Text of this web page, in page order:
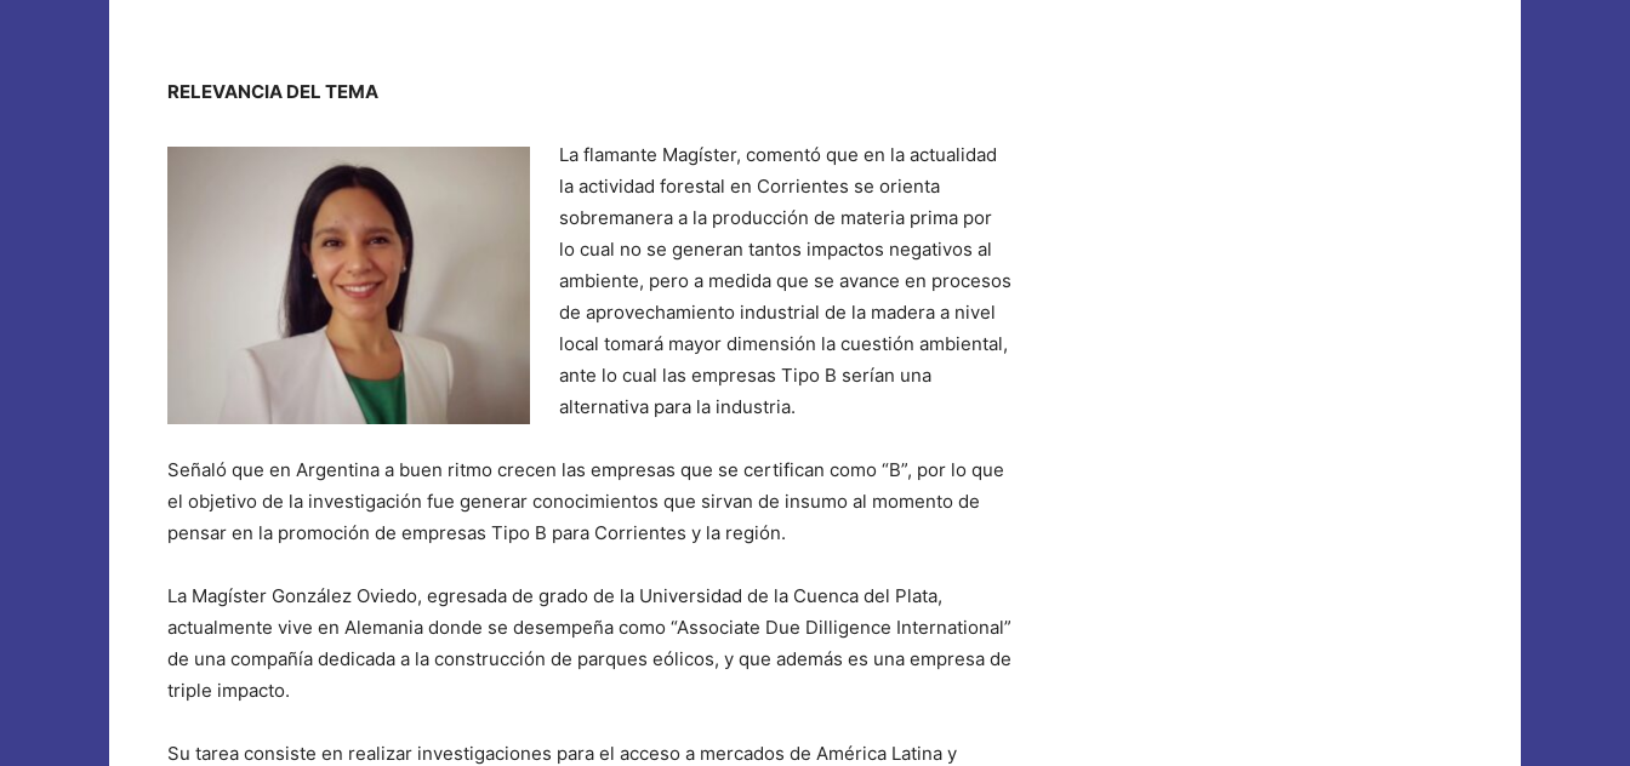
RELEVANCIA DEL TEMA
La flamante Magíster, comentó que en la actualidad
la actividad forestal en Corrientes se orienta
sobremanera a la producción de materia prima por
lo cual no se generan tantos impactos negativos al
ambiente, pero a medida que se avance en procesos
de aprovechamiento industrial de la madera a nivel
local tomará mayor dimensión la cuestión ambiental,
ante lo cual las empresas Tipo B serían una
alternativa para la industria.
Señaló que en Argentina a buen ritmo crecen las empresas que se certifican como “B”, por lo que
el objetivo de la investigación fue generar conocimientos que sirvan de insumo al momento de
pensar en la promoción de empresas Tipo B para Corrientes y la región.
La Magíster González Oviedo, egresada de grado de la Universidad de la Cuenca del Plata,
actualmente vive en Alemania donde se desempeña como “Associate Due Dilligence International”
de una compañía dedicada a la construcción de parques eólicos, y que además es una empresa de
triple impacto.
Su tarea consiste en realizar investigaciones para el acceso a mercados de América Latina y